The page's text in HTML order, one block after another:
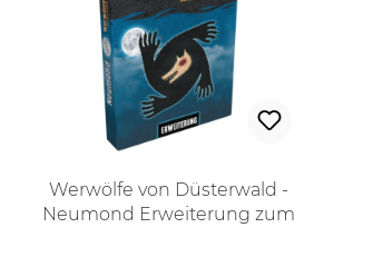
Werwölfe von Düsterwald -
Neumond Erweiterung zum